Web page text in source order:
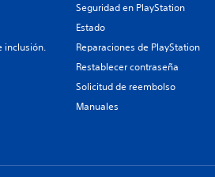
inclusión.
Seguridad en PlayStation
Estado
Reparaciones de PlayStation
Restablecer contraseña
Solicitud de reembolso
Manuales